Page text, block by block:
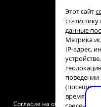
Этот сайт
данные
Метрика
IP-адрес,
поведении
время на
Политика
Согласие на обработку